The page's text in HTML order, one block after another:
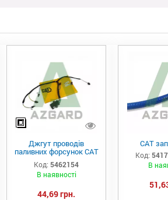
Джгут проводів
паливних форсунок CAT
C7/C9 (546-2154)
Код: 5462154
В наявності
44,69 грн.
САТ
Код:
В